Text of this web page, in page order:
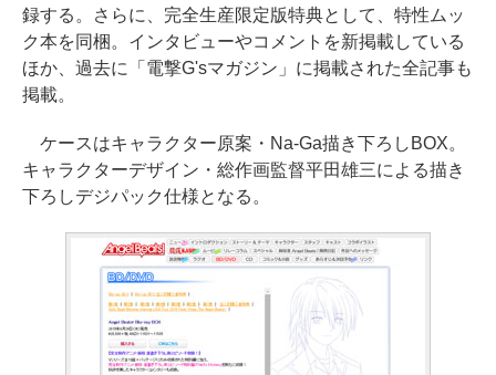
録する。さらに、完全生産限定版特典として、特性ムッ
ク本を同梱。インタビューやコメントを新掲載している
ほか、過去に「電撃G'sマガジン」に掲載された全記事も
掲載。
ケースはキャラクター原案・Na-Ga描き下ろしBOX。
キャラクターデザイン・総作画監督平田雄三による描き
下ろしデジパック仕様となる。